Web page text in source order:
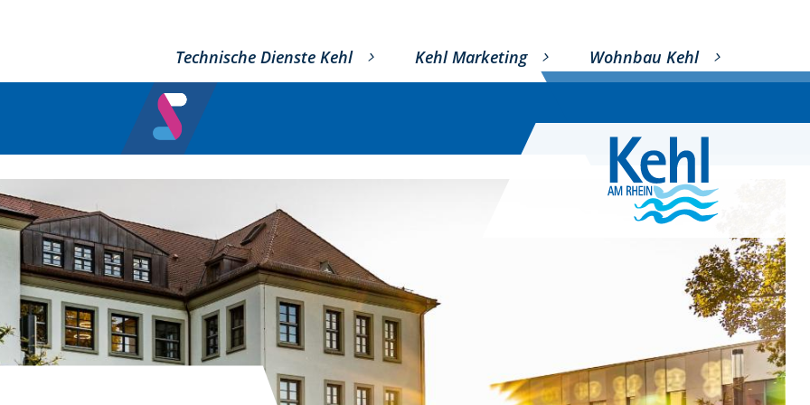
Technische Dienste Kehl Kehl Marketing Wohnbau Kehl